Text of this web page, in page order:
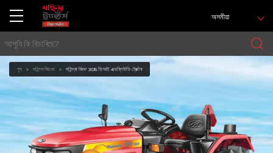
অসমীয়া
গৃহ মহিন্দ্ৰ জিভো মহিন্দ্ৰা জিভ' 305 ডিআই 4ডব্লিউডি ট্ৰেক্টৰ